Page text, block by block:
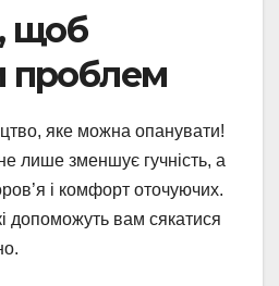
щоб
проблем
яке можна опанувати!
лише зменшує гучність, а
і комфорт оточуючих.
допоможуть вам сякатися